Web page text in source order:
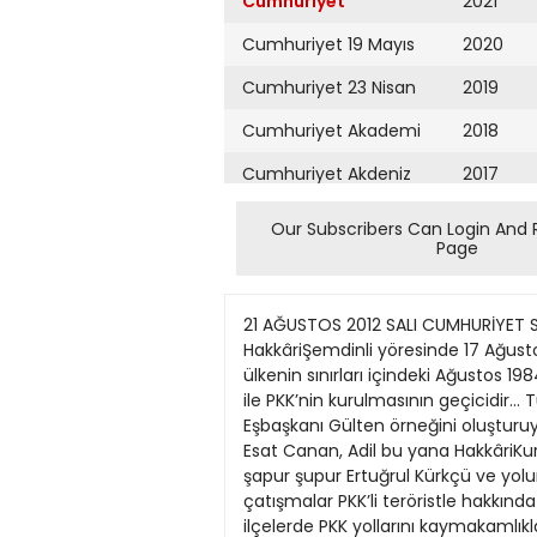
Cumhuriyet 19 Mayıs
Cumhuriyet 23 Nisan
Cumhuriyet Akademi
Cumhuriyet Akdeniz
Cumhuriyet Alışveriş
Cumhuriyet Ankara
Cumhuriyet Büyük
Taaruz
Cumhuriyet
Cumartesi
Cumhuriyet Çevre
2020
2019
2018
2017
2016
2015
2013
2012
2011
2010
2009
Our Subscribers Can Login And
Page
21 AĞUSTOS 2012 SALI CUMHURİYET SAYFA DIŞ HABERLER yüklenir? 6. Bardağı taşıran son damla, Şahin’in serbestçe dolaşamadığı HakkâriŞemdinli yöresinde 17 Ağustos günü yaşandı! BDP milletvekilleri ile PKK teröristleri “kutlama(!)” yaptılar! Neyin kutlamasını? 15 ir ülkenin sınırları içindeki Ağustos 1984’te ilk kez er yönetimi “devlet” sağlar. Süleyman Aydın’ın şehit edilmesi “Devlet” kalıcıdır. “Hükümet” ile PKK’nin kurulmasının geçicidir… Türkiye Cumhuriyeti yıldönümünü kutladılar. (TC) bu gerçeğin Aralarında BDP istisnasının en acı Eşbaşkanı Gülten örneğini oluşturuyor. Kışanak ve Bu istisnadan bazı milletvekilleri örnekler verelim: Sebahat Tuncel, 1. 23 Temmuz’dan Esat Canan, Adil bu yana HakkâriKurt, Nazmi Gür, Şemdinli yöresine Hüsamettin terör örgütü PKK Zenderlioğlu, egemen olma BDPPKK şapur şupur Ertuğrul Kürkçü ve yolunda ilerliyor. bağımsız Aysel PKK Dış İlişkiler Tuğluk, biri kadın Sözcüsü Ahmet olmak üzere 5 Deniz çatışmalar PKK’li teröristle hakkında şu kucaklaşıp şapır açıklamayı yapıyor: şupur öpüştüler. “Birkaç gün içinde Neymiş efendim? ilçelerde PKK yollarını kaymakamlıkları, kesmişmiş… askeri birimleri, Yemezler… Emniyet birimleri “Devlet adamı” ve kamu değil, en azından Teröristler yakınları ile. kuruluşlarını ele “devletin adamı” geçirip bazı olması gereken ilçelerde yönetime el İçişleri Bakanı’nın helikopterler ve koyacağız!” komandolarca 2. CHP korunduğu bir yörede milletvekillerinin “beyaz fotoğraflarda da bayrak” altında bile görülen BDPPKK Derecik’e gitmelerine arasındaki bu danışıklı izin verilmiyor. Çünkü boy gösterisi basit bir oraları artık “kurtarılmış olay değildir. bölge” imiş... Bölgeye Yargıtay giriş çıkışlar Başsavcılığı, teröre yasaklanırken, CHP destek vermek Genel Başkanı Kemal İlk şehit isteyenlerin vatana Kılıçdaroğlu’nun Süleyman Aydın. ihanetleri olgusunu seçim bölgesi incelemeye aldı! Tunceli’den, Olaya karışan inadına CHP milletvekillerinin Milletvekili Hüseyin dokunulmazlıklarının Aygün’ün yolu kaldırılması önergesi kesilip dağa TBMM’ye kaçırılıyor. gönderildiğinde AKP 3. AKP Genel sözcüsü herhalde Başkan Yardımcısı “Birkaç Mehmet ve parti sözcüsü şehit oldu diye Hüseyin Çelik Meclis’i toplamayız!” “Birkaç Mehmet diyemeyecektir. şehit oldu diye ??? İlker Başbuğ, baş terörist! Meclis’i Bu olaylara toplamayız!” karşılık anlamadığım bazı dedikten sonra da noktalar var! Mehmetlerin şehit Yıllarını PKK edilmesi sürüyor... terörü ile 4. PKK mücadeleye teröristleri, adamış eski Cizre’de AKP Genelkurmay Şırnak Milletvekili Başkanı emekli Mehmet Emin Dindar’ın kardeşi Mehmet Haberal da mı terörist? Orgeneral İlker Başbuğ “terörist” Ramazan Dindar’ı suçlamasıyla da öldürüyor. yargılanıyor. 5.